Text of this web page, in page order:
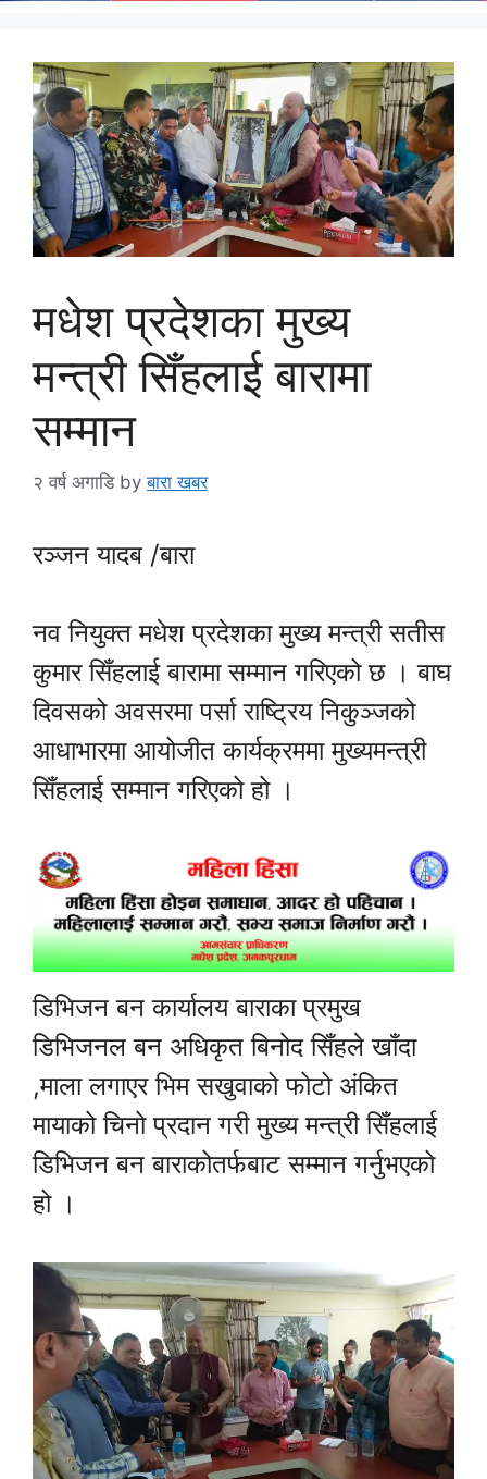
मधेश प्रदेशका मुख्य
मन्त्री सिँहलाई बारामा
सम्मान
२ वर्ष अगाडि byबारा खबर
रञ्जन यादब /बारा
नव नियुक्त मधेश प्रदेशका मुख्य मन्त्री सतीस
कुमार सिँहलाई बारामा सम्मान गरिएको छ । बाघ
दिवसको अवसरमा पर्सा राष्ट्रिय निकुञ्जको
आधाभारमा आयोजीत कार्यक्रममा मुख्यमन्त्री
सिँहलाई सम्मान गरिएको हो ।
डिभिजन बन कार्यालय बाराका प्रमुख
डिभिजनल बन अधिकृत बिनोद सिँहले खाँदा
,माला लगाएर भिम सखुवाको फोटो अंकित
मायाको चिनो प्रदान गरी मुख्य मन्त्री सिँहलाई
डिभिजन बन बाराकोतर्फबाट सम्मान गर्नुभएको
हो ।